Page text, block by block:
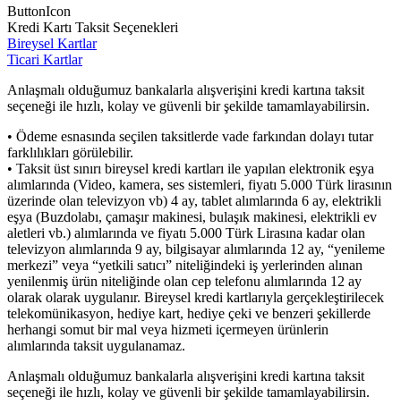
ButtonIcon
Kredi Kartı Taksit Seçenekleri
Bireysel Kartlar
Ticari Kartlar
Anlaşmalı olduğumuz bankalarla alışverişini kredi kartına taksit
seçeneği ile hızlı, kolay ve güvenli bir şekilde tamamlayabilirsin.
• Ödeme esnasında seçilen taksitlerde vade farkından dolayı tutar
farklılıkları görülebilir.
• Taksit üst sınırı bireysel kredi kartları ile yapılan elektronik eşya
alımlarında (Video, kamera, ses sistemleri, fiyatı 5.000 Türk lirasının
üzerinde olan televizyon vb) 4 ay, tablet alımlarında 6 ay, elektrikli
eşya (Buzdolabı, çamaşır makinesi, bulaşık makinesi, elektrikli ev
aletleri vb.) alımlarında ve fiyatı 5.000 Türk Lirasına kadar olan
televizyon alımlarında 9 ay, bilgisayar alımlarında 12 ay, “yenileme
merkezi” veya “yetkili satıcı” niteliğindeki iş yerlerinden alınan
yenilenmiş ürün niteliğinde olan cep telefonu alımlarında 12 ay
olarak olarak uygulanır. Bireysel kredi kartlarıyla gerçekleştirilecek
telekomünikasyon, hediye kart, hediye çeki ve benzeri şekillerde
herhangi somut bir mal veya hizmeti içermeyen ürünlerin
alımlarında taksit uygulanamaz.
Anlaşmalı olduğumuz bankalarla alışverişini kredi kartına taksit
seçeneği ile hızlı, kolay ve güvenli bir şekilde tamamlayabilirsin.